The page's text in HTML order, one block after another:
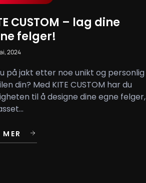
CUSTOM – lag dine
felger!
2024
på jakt etter noe unikt og personlig
din? Med KITE CUSTOM har du
til å designe dine egne felger,
MER